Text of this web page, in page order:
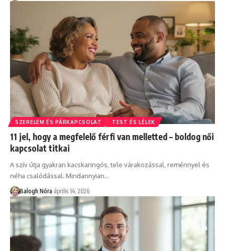
SZERELEM ÉS PÁRKAPCSOLAT TEST ÉS LÉLEK
11 jel, hogy a megfelelő férfi van melletted – boldog női
kapcsolat titkai
A szív útja gyakran kacskaringós, tele várakozással, reménnyel és
néha csalódással. Mindannyian…
Balogh Nóra április 14, 2026